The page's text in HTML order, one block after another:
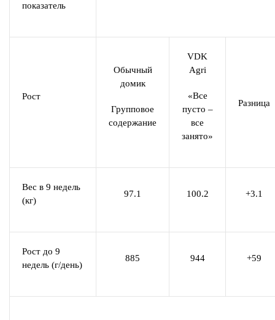
показатель
Рост
Обычный
домик
Групповое
содержание
VDK
Agri
«Все
пусто –
все
занято»
Разница
Вес в 9 недель
(кг)
97.1 100.2 +3.1
Рост до 9
недель (г/день)
885 944 +59